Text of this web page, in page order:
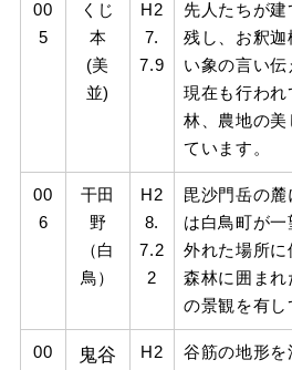
00
5
くじ
本
(美
並)
H2
7.
7.9
先人たちが
残し、お釈迦
い象の言い
現在も行われ
林、農地の
ています。
00
6
干田
野
（白
鳥）
H2
8.
7.2
2
毘沙門岳の
は白鳥町が
外れた場所に
森林に囲まれ
の景観を有し
00
鬼谷
H2
谷筋の地形